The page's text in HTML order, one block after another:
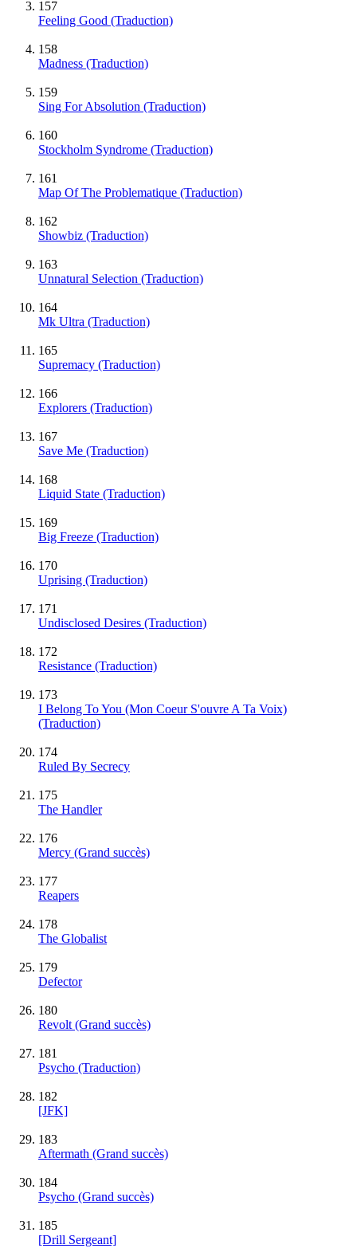
157
Feeling Good (Traduction)
158
Madness (Traduction)
159
Sing For Absolution (Traduction)
160
Stockholm Syndrome (Traduction)
161
Map Of The Problematique (Traduction)
162
Showbiz (Traduction)
163
Unnatural Selection (Traduction)
164
Mk Ultra (Traduction)
165
Supremacy (Traduction)
166
Explorers (Traduction)
167
Save Me (Traduction)
168
Liquid State (Traduction)
169
Big Freeze (Traduction)
170
Uprising (Traduction)
171
Undisclosed Desires (Traduction)
172
Resistance (Traduction)
173
I Belong To You (Mon Coeur S'ouvre A Ta Voix)
(Traduction)
174
Ruled By Secrecy
175
The Handler
176
Mercy (Grand succès)
177
Reapers
178
The Globalist
179
Defector
180
Revolt (Grand succès)
181
Psycho (Traduction)
182
[JFK]
183
Aftermath (Grand succès)
184
Psycho (Grand succès)
185
[Drill Sergeant]